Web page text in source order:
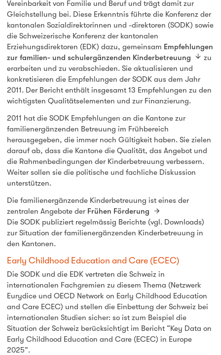
Vereinbarkeit von Familie und Beruf und trägt damit zur
Gleichstellung bei. Diese Erkenntnis führte die Konferenz der
kantonalen Sozialdirektorinnen und -direktoren (SODK) sowie
die Schweizerische Konferenz der kantonalen
Erziehungsdirektoren (EDK) dazu, gemeinsam Empfehlungen
zur familien- und schulergänzenden Kinderbetreuung
zu
erarbeiten und zu verabschieden. Sie aktualisieren und
konkretisieren die Empfehlungen der SODK aus dem Jahr
2011. Der Bericht enthält insgesamt 13 Empfehlungen zu den
wichtigsten Qualitätselementen und zur Finanzierung.
2011 hat die SODK Empfehlungen an die Kantone zur
familienergänzenden Betreuung im Frühbereich
herausgegeben, die immer noch Gültigkeit haben. Sie zielen
darauf ab, dass die Kantone die Qualität, das Angebot und
die Rahmenbedingungen der Kinderbetreuung verbessern.
Weiter sollen sie die politische und fachliche Diskussion
unterstützen.
Die familienergänzende Kinderbetreuung ist eines der
zentralen Angebote der Frühen Förderung
Die SODK publiziert regelmässig Berichte (vgl. Downloads)
zur Situation der familienergänzenden Kinderbetreuung in
den Kantonen.
Early Childhood Education and Care (ECEC)
Die SODK und die EDK vertreten die Schweiz in
internationalen Fachgremien zu diesem Thema (Netzwerk
Eurydice und OECD Network on Early Childhood Education
and Care ECEC) und stellen die Einbettung der Schweiz bei
internationalen Studien sicher: so ist zum Beispiel die
Situation der Schweiz berücksichtigt im Bericht “Key Data on
Early Childhood Education and Care (ECEC) in Europe
2025”.